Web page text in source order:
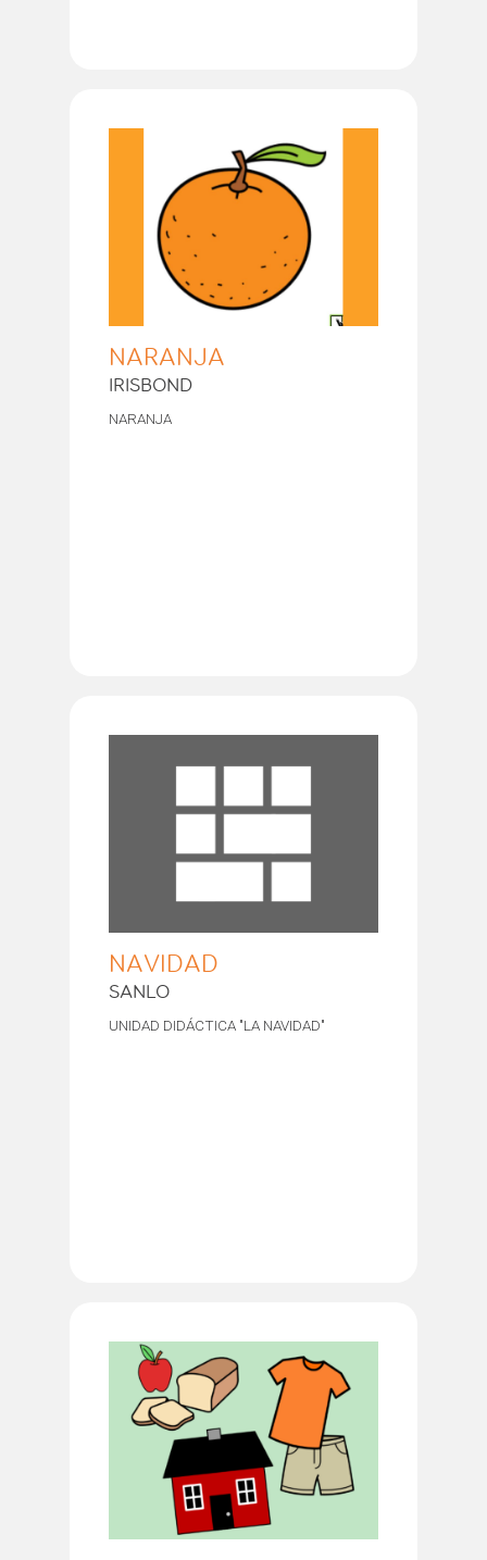
NARANJA
IRISBOND
NARANJA
NAVIDAD
SANLO
UNIDAD DIDÁCTICA "LA NAVIDAD"